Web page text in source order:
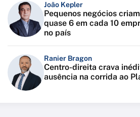
João Kepler
Pequenos negócios criam
quase 6 em cada 10
no país
Ranier Bragon
Centro-direita crava
ausência na corrida ao